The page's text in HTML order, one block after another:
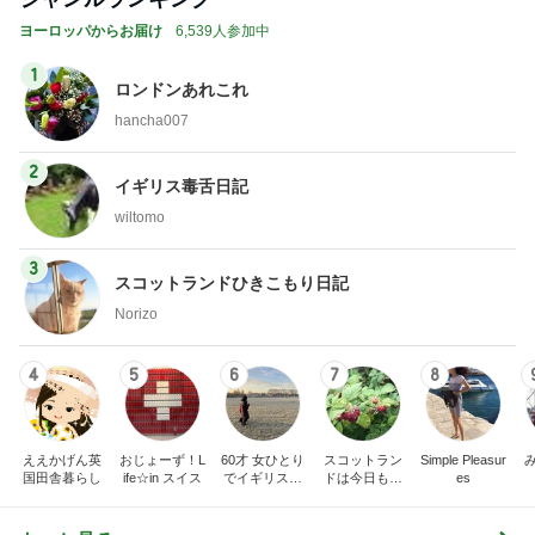
ヨーロッパからお届け 6,539人参加中
1
ロンドンあれこれ
hancha007
2
イギリス毒舌日記
wiltomo
3
スコットランドひきこもり日記
Norizo
4
ええかげん英
国田舎暮らし
5
おじょーず！L
ife☆in スイス
6
60才 女ひとり
でイギリスに
移住
7
ドは今日も曇
り空
8
es